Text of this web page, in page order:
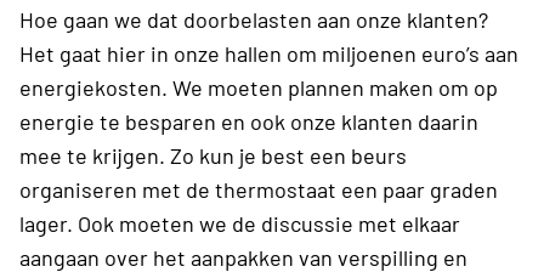
Hoe gaan we dat doorbelasten aan onze klanten?
Het gaat hier in onze hallen om miljoenen euro’s aan
energiekosten. We moeten plannen maken om op
energie te besparen en ook onze klanten daarin
mee te krijgen. Zo kun je best een beurs
organiseren met de thermostaat een paar graden
lager. Ook moeten we de discussie met elkaar
aangaan over het aanpakken van verspilling en